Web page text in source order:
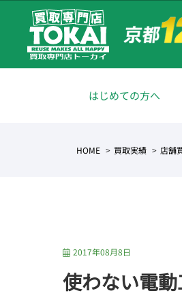
はじめての方へ
HOME 買取実績 店舗
2017年08月8日
使わない電